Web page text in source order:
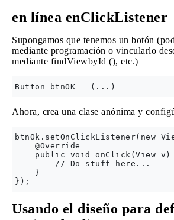
en línea enClickListener
Supongamos que tenemos un botón
mediante programación o vincularlo
mediante findViewbyId (), etc.)
Ahora, crea una clase anónima y
btnOk.setOnClickListener(new
    @Override
public void onClick(View v)
        // Do stuff here...
    }
Usando el diseño para